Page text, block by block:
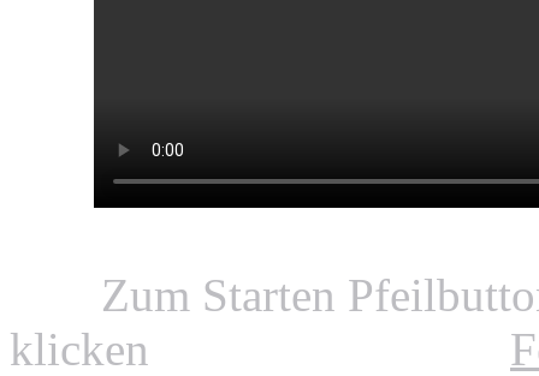
Zum Starten
klicken